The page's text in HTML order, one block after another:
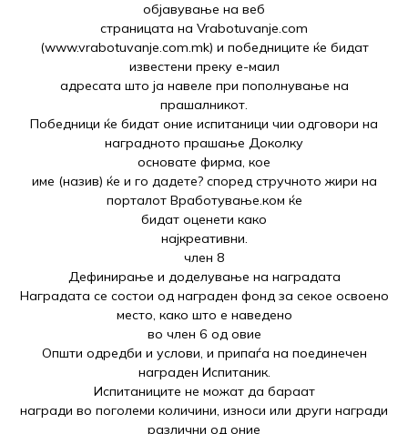
објавување на веб
страницата на Vrabotuvanje.com
(www.vrabotuvanje.com.mk) и победниците ќе бидат
известени преку е-маил
адресата што ја навеле при пополнување на
прашалникот.
Победници ќе бидат оние испитаници чии одговори на
наградното прашање Доколку
основате фирма, кое
име (назив) ќе и го дадете? според стручното жири на
порталот Вработување.ком ќе
бидат оценети како
најкреативни.
член 8
Дефинирање и доделување на наградата
Наградата се состои од награден фонд за секое освоено
место, како што е наведено
во член 6 од овие
Општи одредби и услови, и припаѓа на поединечен
награден Испитаник.
Испитаниците не можат да бараат
награди во поголеми количини, износи или други награди
различни од оние